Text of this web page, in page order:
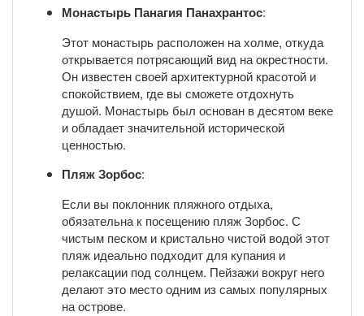
Монастырь Панагия Панахрантос:
Этот монастырь расположен на холме, откуда
открывается потрясающий вид на окрестности.
Он известен своей архитектурной красотой и
спокойствием, где вы сможете отдохнуть
душой. Монастырь был основан в десятом веке
и обладает значительной исторической
ценностью.
Пляж Зорбос:
Если вы поклонник пляжного отдыха,
обязательна к посещению пляж Зорбос. С
чистым песком и кристально чистой водой этот
пляж идеально подходит для купания и
релаксации под солнцем. Пейзажи вокруг него
делают это место одним из самых популярных
на острове.